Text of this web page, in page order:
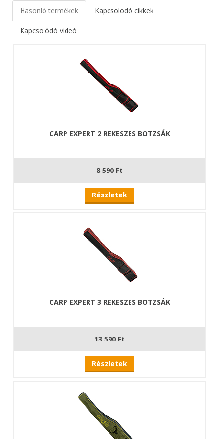
tudjuk szállítani.
Magyar gyártású termék, melynek elkészítése során
törekedtünk a legmagasabb minőség kivitelezésére.
Hasonló termékek Kapcsolodó cikkek
Kapcsolódó videó
CARP EXPERT 2 REKESZES BOTZSÁK
8 590 Ft
Részletek
CARP EXPERT 3 REKESZES BOTZSÁK
13 590 Ft
Részletek